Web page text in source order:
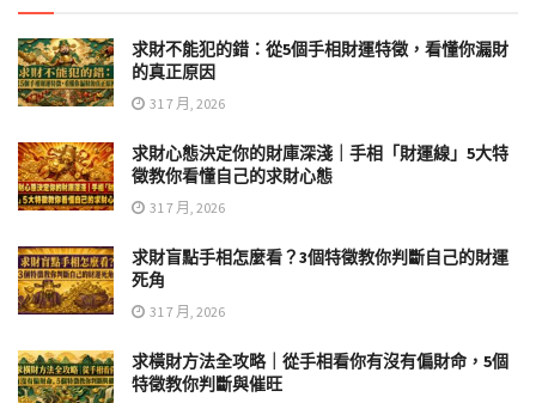
求財不能犯的錯：從5個手相財運特徵，看懂你漏財
的真正原因
31 7 月, 2026
求財心態決定你的財庫深淺｜手相「財運線」5大特
徵教你看懂自己的求財心態
31 7 月, 2026
求財盲點手相怎麼看？3個特徵教你判斷自己的財運
死角
31 7 月, 2026
求橫財方法全攻略｜從手相看你有沒有偏財命，5個
特徵教你判斷與催旺